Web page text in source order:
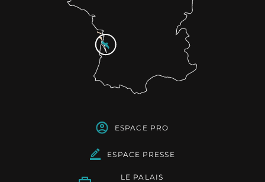
ESPACE PRO
ESPACE PRESSE
LE PALAIS